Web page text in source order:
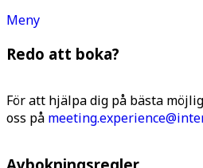
Meny
Redo att boka?
För att hjälpa dig på bästa
oss på
Avbokningsregler